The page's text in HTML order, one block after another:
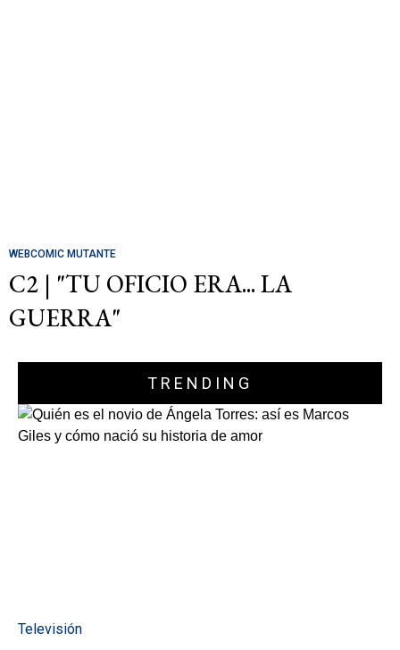
WEBCOMIC MUTANTE
C2 | "TU OFICIO ERA... LA
GUERRA"
TRENDING
Televisión